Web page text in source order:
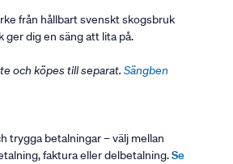
från hållbart svenskt skogsbruk
dig en säng att lita på.
och köpes till separat. Sängben
trygga betalningar – välj mellan
faktura eller delbetalning.Se